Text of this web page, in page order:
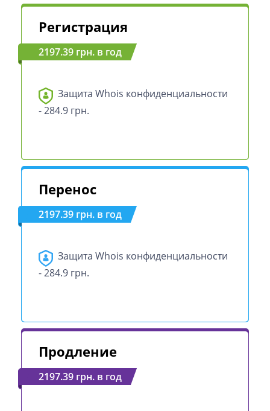
Регистрация
2197.39 грн. в год
Защита Whois конфиденциальности
- 284.9 грн.
Перенос
2197.39 грн. в год
Защита Whois конфиденциальности
- 284.9 грн.
Продление
2197.39 грн. в год